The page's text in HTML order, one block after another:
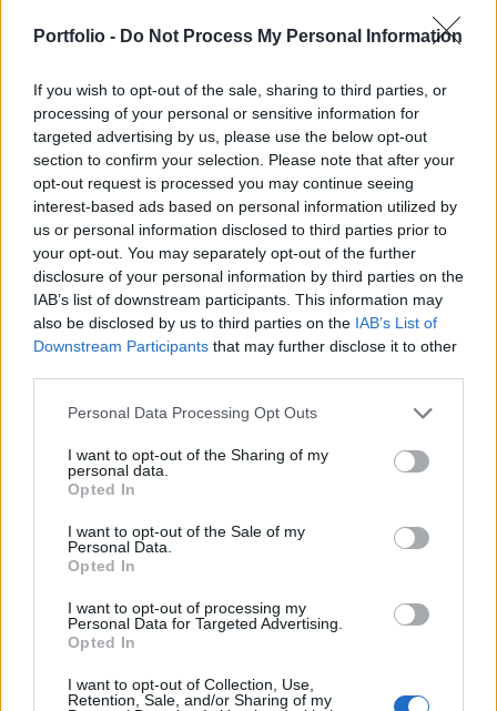
Portfolio - Do Not Process My Personal Information
If you wish to opt-out of the sale, sharing to third parties, or
processing of your personal or sensitive information for
targeted advertising by us, please use the below opt-out
section to confirm your selection. Please note that after your
opt-out request is processed you may continue seeing
interest-based ads based on personal information utilized by
us or personal information disclosed to third parties prior to
your opt-out. You may separately opt-out of the further
disclosure of your personal information by third parties on the
IAB’s list of downstream participants. This information may
also be disclosed by us to third parties on the IAB’s List of
Downstream Participants that may further disclose it to other
Personal Data Processing Opt Outs
I want to opt-out of the Sharing of my
personal data.
Opted In
I want to opt-out of the Sale of my
Personal Data.
Opted In
I want to opt-out of processing my
Personal Data for Targeted Advertising.
Opted In
I want to opt-out of Collection, Use,
Retention, Sale, and/or Sharing of my
2015. január 30. 07:38
Orbán Viktor a Kossuth Rádió péntek reggeli
műsorában beszélt Angela Merkel német
kancellár hétfői érkezése kapcsán a német-
magyar kapcsolatokról, a Vlagyimir Putyinnal
tervezett találkozásról, a megélhetési
bevándorlásról. Szólt arról is, hogy egy ország
nemzeti bankja szent tehén, még beszélni sem
szabad róla. Ami a jegybank eredményét illeti, a
nyereségét nem fizetheti be az államnak. Megint
előrevetítette, hogy a bankadó fokozatos
csökkentése elképzelhető.
Érkezik MerkelAngela Merkel jövő hétfői érkezése kapcsán
a miniszterelnök kifejtette: a mai európai politikában
természetes, hogy találkoznak a miniszterek és
kormányfők Brüsszelben. Az a körülmény azonban, hogy a
német kancellár a német újraegyesítés 25. évfordulóján
Magyarországra érkezik, felhívja a figyelmet a a két ország
KEDVES OLVASÓNK!
A keresett cikk a portfolio.hu hírarchívumához